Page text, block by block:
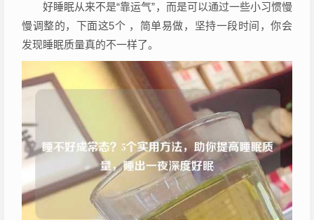
好睡眠从来不是“靠运气”，而是可以通过一些小习惯慢
慢调整的，下面这5个 ，简单易做，坚持一段时间，你会
发现睡眠质量真的不一样了。